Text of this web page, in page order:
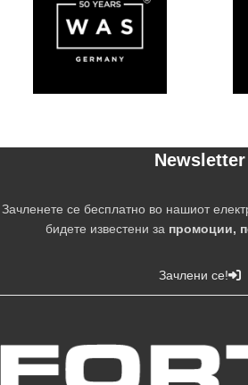
Newsletter
Зачленете се бесплатно во нашиот
бидете известени за промоции,
Зачлени се!